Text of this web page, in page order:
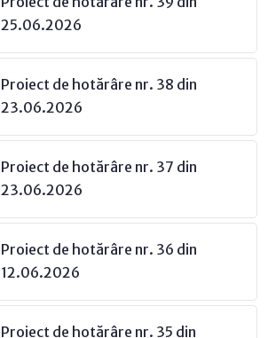
25.06.2026
Proiect de hotărâre nr. 38 din
23.06.2026
Proiect de hotărâre nr. 37 din
23.06.2026
Proiect de hotărâre nr. 36 din
12.06.2026
Proiect de hotărâre nr. 35 din